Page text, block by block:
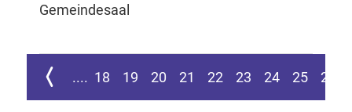
Gemeindesaal
ersten Seite springen
Zur vorherigen Seite
.... 18 19 20 21 22 23 24 25 26